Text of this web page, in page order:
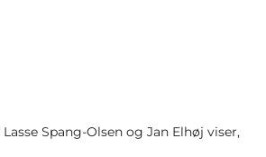
Spang-Olsen og Jan Elhøj viser,